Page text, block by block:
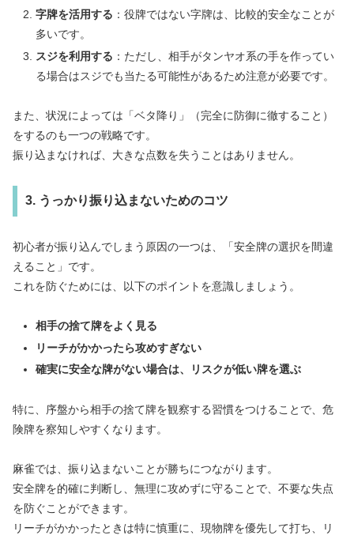
字牌を活用する ：役牌ではない字牌は、比較的安全なことが
多いです。
スジを利用する ：ただし、相手がタンヤオ系の手を作ってい
る場合はスジでも当たる可能性があるため注意が必要です。
また、状況によっては「ベタ降り」（完全に防御に徹すること）
をするのも一つの戦略です。
振り込まなければ、大きな点数を失うことはありません。
3. うっかり振り込まないためのコツ
初心者が振り込んでしまう原因の一つは、「安全牌の選択を間違
えること」です。
これを防ぐためには、以下のポイントを意識しましょう。
相手の捨て牌をよく見る
リーチがかかったら攻めすぎない
確実に安全な牌がない場合は、リスクが低い牌を選ぶ
特に、序盤から相手の捨て牌を観察する習慣をつけることで、危
険牌を察知しやすくなります。
麻雀では、振り込まないことが勝ちにつながります。
安全牌を的確に判断し、無理に攻めずに守ることで、不要な失点
を防ぐことができます。
リーチがかかったときは特に慎重に、現物牌を優先して打ち、リ